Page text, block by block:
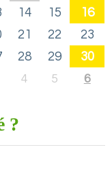
14 15
16
21 22
23
28 29
30
4 5 6
?